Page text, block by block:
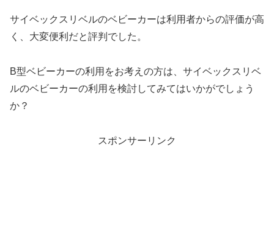
サイベックスリベルのベビーカーは利用者からの評価が高
く、大変便利だと評判でした。
B型ベビーカーの利用をお考えの方は、サイベックスリベ
ルのベビーカーの利用を検討してみてはいかがでしょう
か？
スポンサーリンク